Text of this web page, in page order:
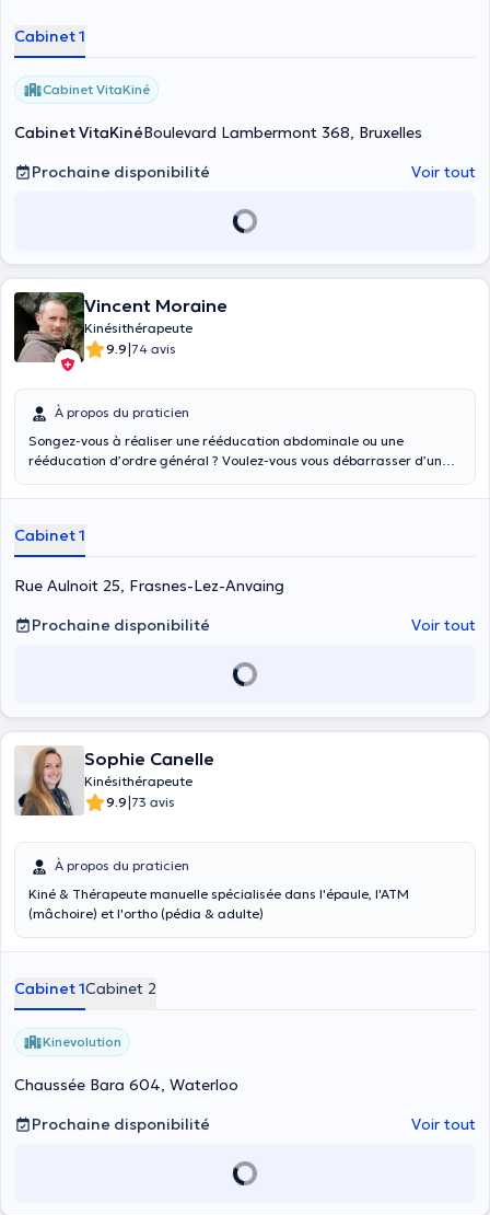
Cabinet 1
Cabinet VitaKiné
Cabinet VitaKinéBoulevard Lambermont 368, Bruxelles
Prochaine disponibilité
Voir tout
Vincent Moraine
Kinésithérapeute
9.9|74 avis
À propos du praticien
Songez-vous à réaliser une rééducation abdominale ou une
rééducation d’ordre général ? Voulez-vous vous débarrasser d’un
lié à un crochetage ou d’un problème de dos ? Souffrez-vous d’un
osseux, d’une scoliose ou d’une lombalgie ? Le praticien
Moraineest kinésithérapeute diplômé de l’Université Libre de
Bruxelles en 2010 et a obtenu un master en pathologie sportive un
an plus tard. Il est spécialisé dans la prise en charge des troubles
musculo-squelettiques, des pathologies sportives, de la
réathlétisation et dans la pratique de la thérapie manuelle. Il exerce
rendez-vous en français ou en anglais. Vous pouvez le joindre au
les visites à domicile.
Cabinet 1
Rue Aulnoit 25, Frasnes-Lez-Anvaing
Prochaine disponibilité
Voir tout
Sophie Canelle
Kinésithérapeute
9.9|73 avis
À propos du praticien
Kiné & Thérapeute manuelle spécialisée dans l'épaule, l'ATM
(mâchoire) et l'ortho (pédia & adulte)
Cabinet 1Cabinet 2
Kinevolution
Chaussée Bara 604, Waterloo
Prochaine disponibilité
Voir tout